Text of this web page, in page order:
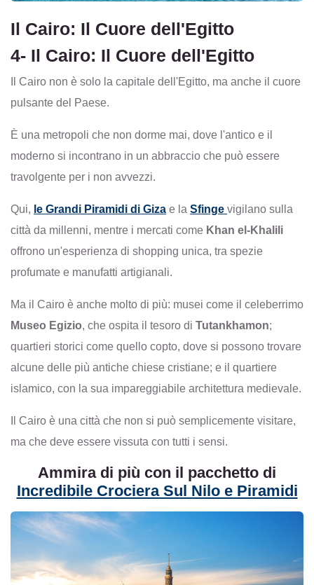
Il Cairo: Il Cuore dell'Egitto
4- Il Cairo: Il Cuore dell'Egitto
Il Cairo non è solo la capitale dell'Egitto, ma anche il cuore
pulsante del Paese.
È una metropoli che non dorme mai, dove l'antico e il
moderno si incontrano in un abbraccio che può essere
travolgente per i non avvezzi.
Qui, le Grandi Piramidi di Giza e la Sfinge vigilano sulla
città da millenni, mentre i mercati come Khan el-Khalili
offrono un'esperienza di shopping unica, tra spezie
profumate e manufatti artigianali.
Ma il Cairo è anche molto di più: musei come il celeberrimo
Museo Egizio, che ospita il tesoro di Tutankhamon;
quartieri storici come quello copto, dove si possono trovare
alcune delle più antiche chiese cristiane; e il quartiere
islamico, con la sua impareggiabile architettura medievale.
Il Cairo è una città che non si può semplicemente visitare,
ma che deve essere vissuta con tutti i sensi.
Ammira di più con il pacchetto di
Incredibile Crociera Sul Nilo e Piramidi